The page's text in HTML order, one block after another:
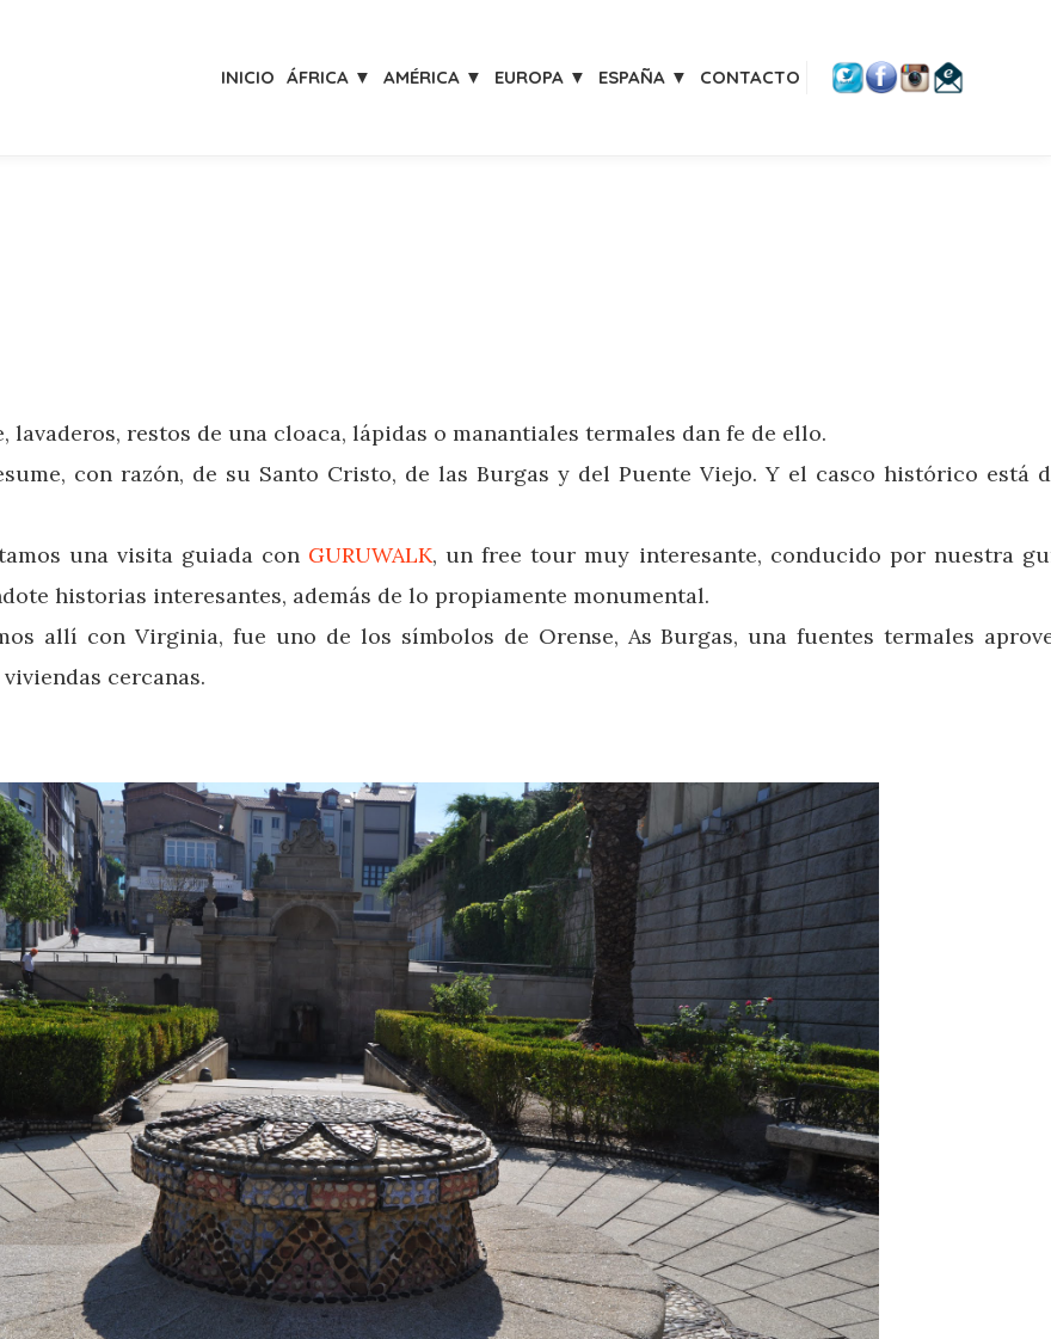
INICIO ÁFRICA ▼ AMÉRICA ▼ EUROPA ▼ ESPAÑA ▼ CONTACTO
restos de una cloaca, lápidas o manantiales termales dan fe de ello.
con razón, de su Santo Cristo, de las Burgas y del Puente Viejo. Y el casco histórico está
una visita guiada con GURUWALK, un free tour muy interesante, conducido por nuestra
historias interesantes, además de lo propiamente monumental.
allí con Virginia, fue uno de los símbolos de Orense, As Burgas, una fuentes termales
cercanas.